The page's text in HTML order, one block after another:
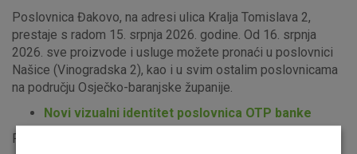
Poslovnica Đakovo, na adresi ulica Kralja Tomislava 2,
prestaje s radom 15. srpnja 2026. godine. Od 16. srpnja
2026. sve proizvode i usluge možete pronaći u poslovnici
Našice (Vinogradska 2), kao i u svim ostalim poslovnicama
na području Osječko-baranjske županije.
Novi vizualni identitet poslovnica OTP banke
Popis uplatno-isplatnih bankomata možete vidjeti